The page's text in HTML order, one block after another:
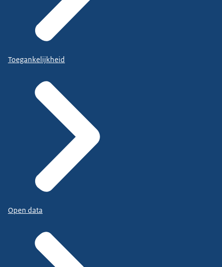
Toegankelijkheid
Open data